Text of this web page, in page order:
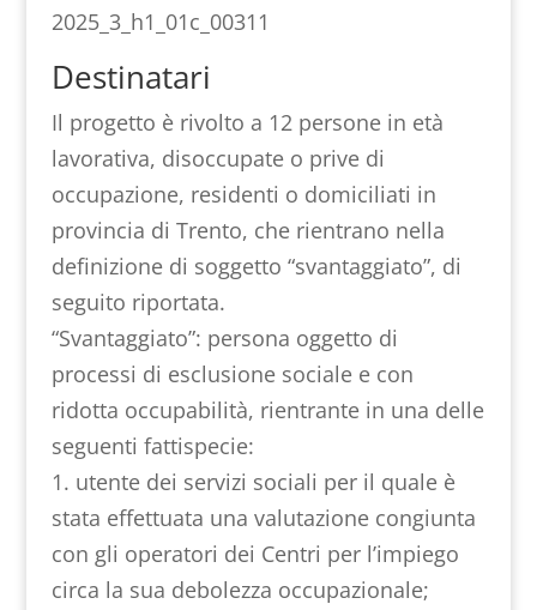
2025_3_h1_01c_00311
Destinatari
Il progetto è rivolto a 12 persone in età
lavorativa, disoccupate o prive di
occupazione, residenti o domiciliati in
provincia di Trento, che rientrano nella
definizione di soggetto “svantaggiato”, di
seguito riportata.
“Svantaggiato”: persona oggetto di
processi di esclusione sociale e con
ridotta occupabilità, rientrante in una delle
seguenti fattispecie:
1. utente dei servizi sociali per il quale è
stata effettuata una valutazione congiunta
con gli operatori dei Centri per l’impiego
circa la sua debolezza occupazionale;